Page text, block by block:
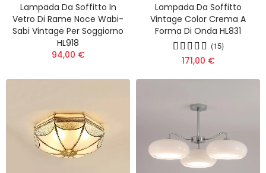
Lampada Da Soffitto In
Vetro Di Rame Noce Wabi-
Sabi Vintage Per Soggiorno
HL918
94,00 €
Lampada Da Soffitto
Vintage Color Crema A
Forma Di Onda HL831
(15)
171,00 €